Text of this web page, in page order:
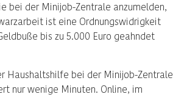
bei der Minijob-Zentrale anzumelden,
ist eine Ordnungswidrigkeit
bis zu 5.000 Euro geahndet
Haushaltshilfe bei der Minijob-Zentrale
nur wenige Minuten. Online, im